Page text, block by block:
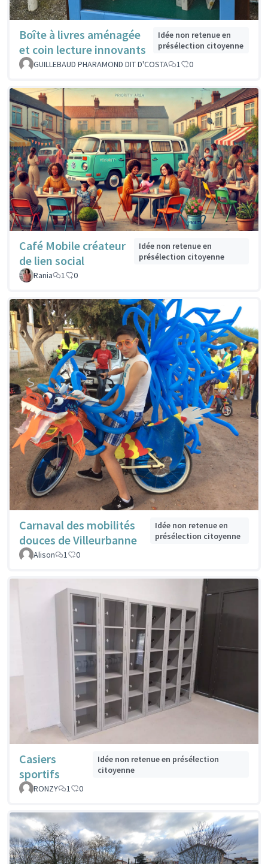
Boîte à livres aménagée
et coin lecture innovants
Idée non retenue en
présélection citoyenne
GUILLEBAUD PHARAMOND DIT D'COSTA
1 0
Café Mobile créateur
de lien social
Idée non retenue en
présélection citoyenne
Rania
1 0
Carnaval des mobilités
douces de Villeurbanne
Idée non retenue en
présélection citoyenne
Alison
1 0
Casiers
sportifs
Idée non retenue en présélection
citoyenne
RONZY
1 0